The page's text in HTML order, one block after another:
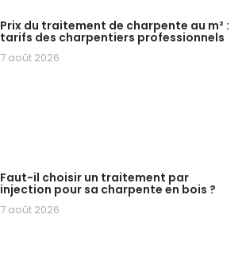
Prix du traitement de charpente au m² :
tarifs des charpentiers professionnels
7 août 2026
Faut-il choisir un traitement par
injection pour sa charpente en bois ?
7 août 2026